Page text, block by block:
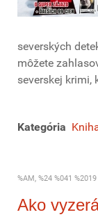
severských
môžete
severskej krimi,
Kategória
%AM, %24 %041
Ako